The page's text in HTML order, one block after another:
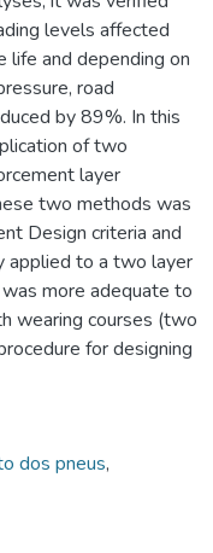
levels affected
life and depending on
road
by 89%. In this
of two
layer
two methods was
Design criteria and
applied to a two layer
more adequate to
wearing courses (two
for designing
dos pneus,